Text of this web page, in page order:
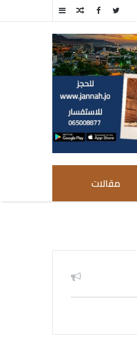
إضافة
جانبي
مقال
مقالات